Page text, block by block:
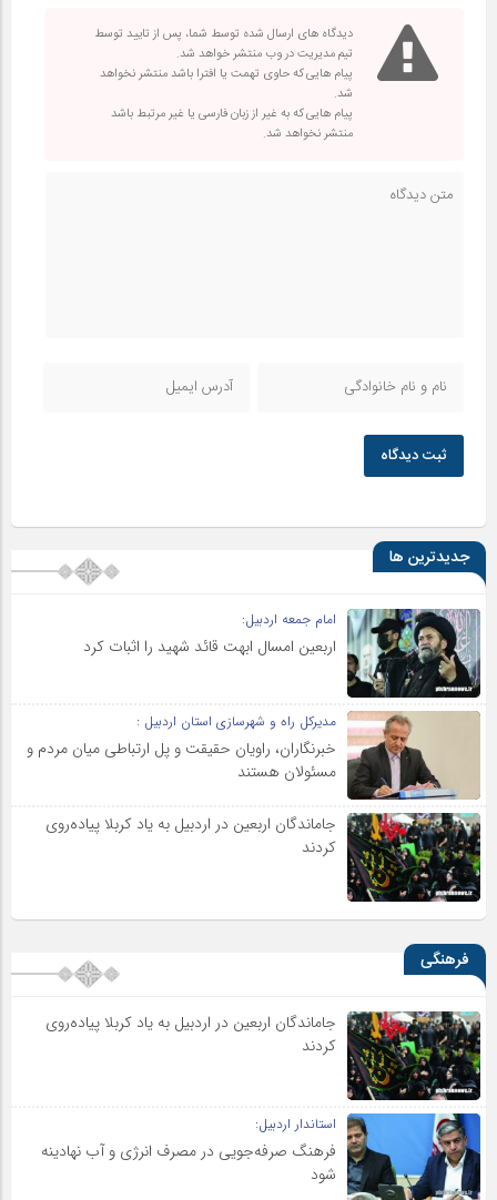
دیدگاه های ارسال شده توسط شما، پس از تایید توسط
تیم مدیریت در وب منتشر خواهد شد.
پیام هایی که حاوی تهمت یا افترا باشد منتشر نخواهد
شد.
پیام هایی که به غیر از زبان فارسی یا غیر مرتبط باشد
منتشر نخواهد شد.
ثبت دیدگاه
جدیدترین ها
امام جمعه اردبیل:
اربعین امسال ابهت قائد شهید را اثبات کرد
مدیرکل راه و شهرسازی استان اردبیل :
خبرنگاران، راویان حقیقت و پل ارتباطی میان مردم و
مسئولان هستند
جاماندگان اربعین در اردبیل به یاد کربلا پیاده‌روی
کردند
فرهنگی
جاماندگان اربعین در اردبیل به یاد کربلا پیاده‌روی
کردند
استاندار اردبیل:
فرهنگ صرفه‌جویی در مصرف انرژی و آب نهادینه
شود